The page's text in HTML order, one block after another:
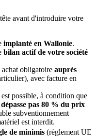
avant d'introduire votre
implanté en Wallonie.
bilan actif de votre société
obligatoire auprès
avec facture en
possible, à condition que
pas 80 % du prix
subventionnement
est interdit.
de minimis (règlement UE